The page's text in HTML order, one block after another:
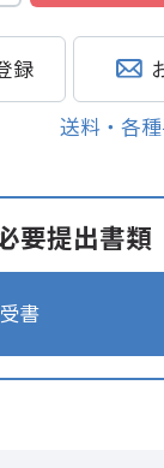
録
送料・各
要提出書類
書